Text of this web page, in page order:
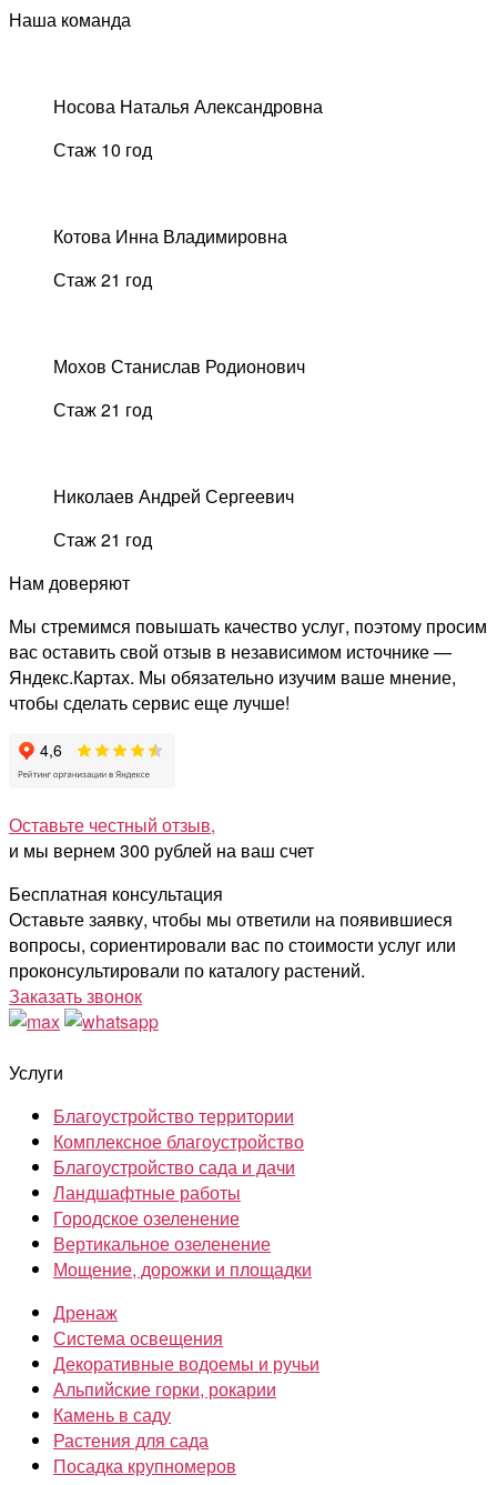
Наша команда
Носова Наталья Александровна
Стаж 10 год
Котова Инна Владимировна
Стаж 21 год
Мохов Станислав Родионович
Стаж 21 год
Николаев Андрей Сергеевич
Стаж 21 год
Нам доверяют
Мы стремимся повышать качество услуг, поэтому просим
вас оставить свой отзыв в независимом источнике —
Яндекс.Картах. Мы обязательно изучим ваше мнение,
чтобы сделать сервис еще лучше!
Оставьте честный отзыв,
и мы вернем 300 рублей на ваш счет
Бесплатная консультация
Оставьте заявку, чтобы мы ответили на появившиеся
вопросы, сориентировали вас по стоимости услуг или
проконсультировали по каталогу растений.
Заказать звонок
Услуги
Благоустройство территории
Комплексное благоустройство
Благоустройство сада и дачи
Ландшафтные работы
Городское озеленение
Вертикальное озеленение
Мощение, дорожки и площадки
Дренаж
Система освещения
Декоративные водоемы и ручьи
Альпийские горки, рокарии
Камень в саду
Растения для сада
Посадка крупномеров